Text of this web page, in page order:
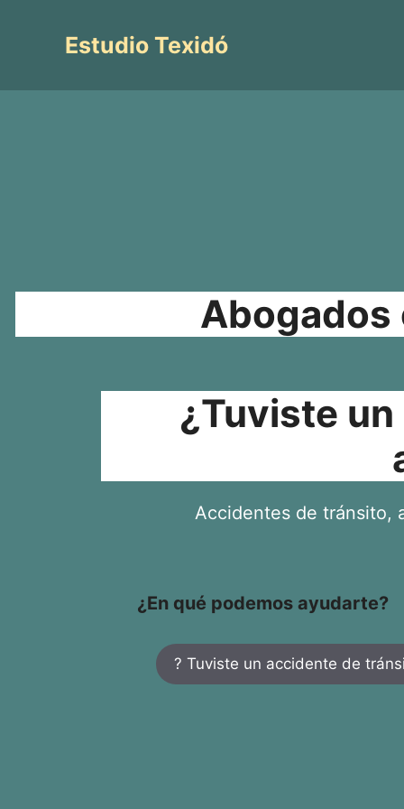
contenidoEstudio Texidó
Abogados
¿Tuviste
Accidentes de tránsito,
¿En qué podemos ayudarte?
? Tuviste un accidente de